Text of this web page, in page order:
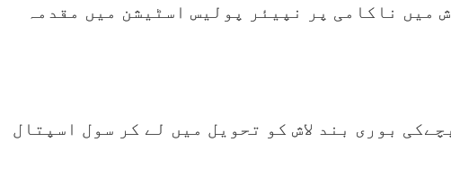
میں ناکامی پر نپیئر پولیس اسٹیشن میں مقدمہ
پولیس نے بتایا ہے کہ بچےکی بوری بند لاش کو تحویل میں لے کر سول اسپتال